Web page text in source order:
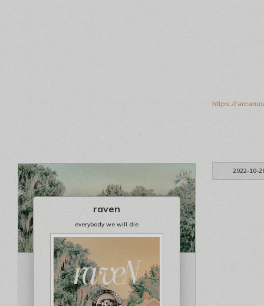
https://
2022-10-
raven
everybody we will die